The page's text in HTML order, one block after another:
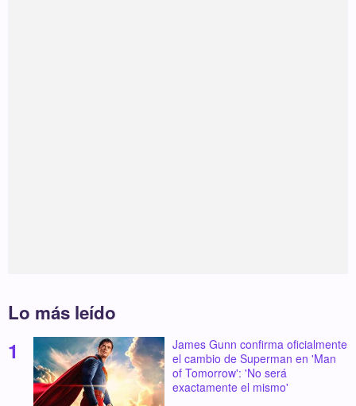
Lo más leído
James Gunn confirma oficialmente
el cambio de Superman en 'Man
of Tomorrow': 'No será
exactamente el mismo'